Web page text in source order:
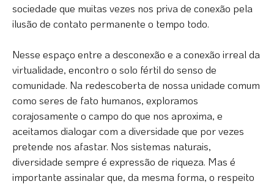
sociedade que muitas vezes nos priva de conexão pela
ilusão de contato permanente o tempo todo.
Nesse espaço entre a desconexão e a conexão irreal da
virtualidade, encontro o solo fértil do senso de
comunidade. Na redescoberta de nossa unidade comum
como seres de fato humanos, exploramos
corajosamente o campo do que nos aproxima, e
aceitamos dialogar com a diversidade que por vezes
pretende nos afastar. Nos sistemas naturais,
diversidade sempre é expressão de riqueza. Mas é
importante assinalar que, da mesma forma, o respeito